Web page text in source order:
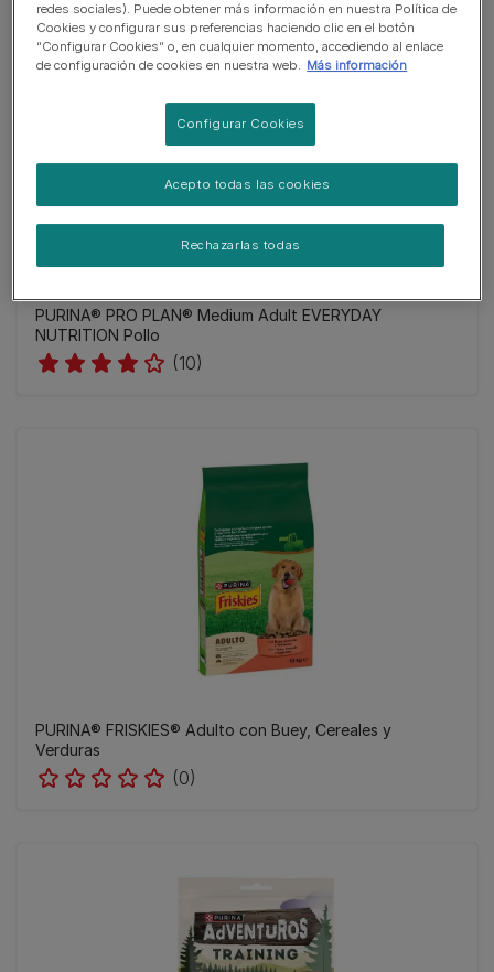
PURINA® PRO PLAN® Medium Adult EVERYDAY
NUTRITION Pollo
(10)
PURINA® FRISKIES® Adulto con Buey, Cereales y
Verduras
(0)
redes sociales). Puede obtener más información en nuestra Política de
Cookies y configurar sus preferencias haciendo clic en el botón
“Configurar Cookies” o, en cualquier momento, accediendo al enlace
de configuración de cookies en nuestra web. Más información
Configurar Cookies
Rechazarlas todas
Acepto todas las cookies